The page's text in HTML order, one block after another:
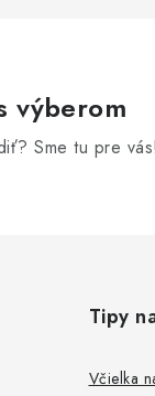
výberom
Sme tu pre vás!
Tipy
Včielka